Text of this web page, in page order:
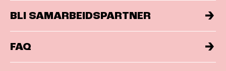
BLI SAMARBEIDSPARTNER
FAQ